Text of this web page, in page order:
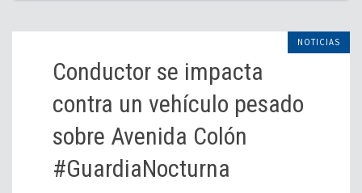
NOTICIAS
Conductor se impacta
contra un vehículo pesado
sobre Avenida Colón
#GuardiaNocturna